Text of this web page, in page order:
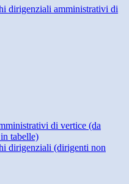
dirigenziali amministrativi di
di vertice (da
tabelle)
dirigenziali (dirigenti non